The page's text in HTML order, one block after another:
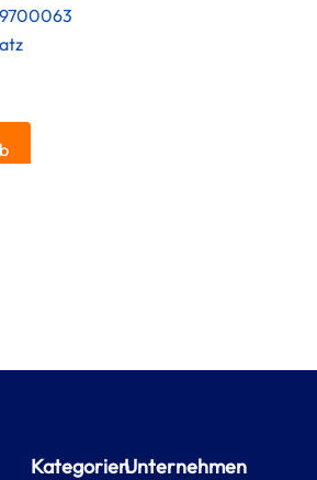
KategorienUnternehmen